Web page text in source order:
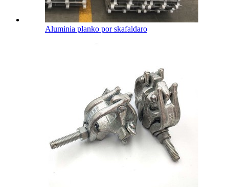
Aluminia planko por skafaldaro